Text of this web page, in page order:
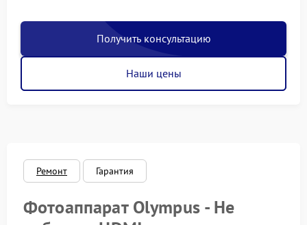
Получить консультацию
Наши цены
Ремонт Гарантия
Фотоаппарат Olympus - Не